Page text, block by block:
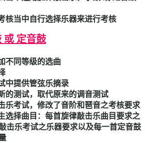
核当中自行选择乐器来进行考核
或 定音鼓
不同等级的选曲
中提供管弦乐摘录
的测试，取代原来的调音测试
乐考试，修改了音阶和琶音之考核要求
选择曲目：每首旋律敲击乐曲目要求之
击乐考试之乐器要求以及每一首定音鼓